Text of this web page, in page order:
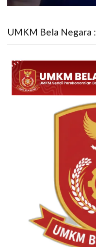
UMKM Bela Negara :